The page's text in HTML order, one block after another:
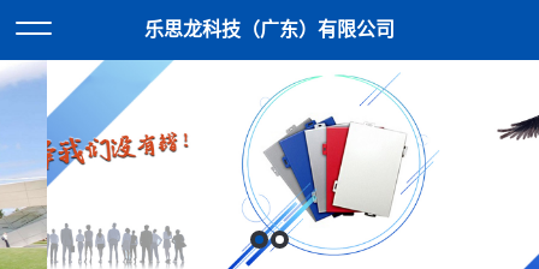
乐思龙科技（广东）有限公司